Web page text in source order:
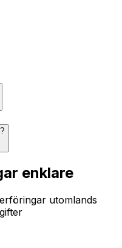
enklare
utomlands